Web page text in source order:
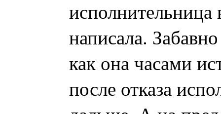
исполнительница
написала.
как она часами
после отказа